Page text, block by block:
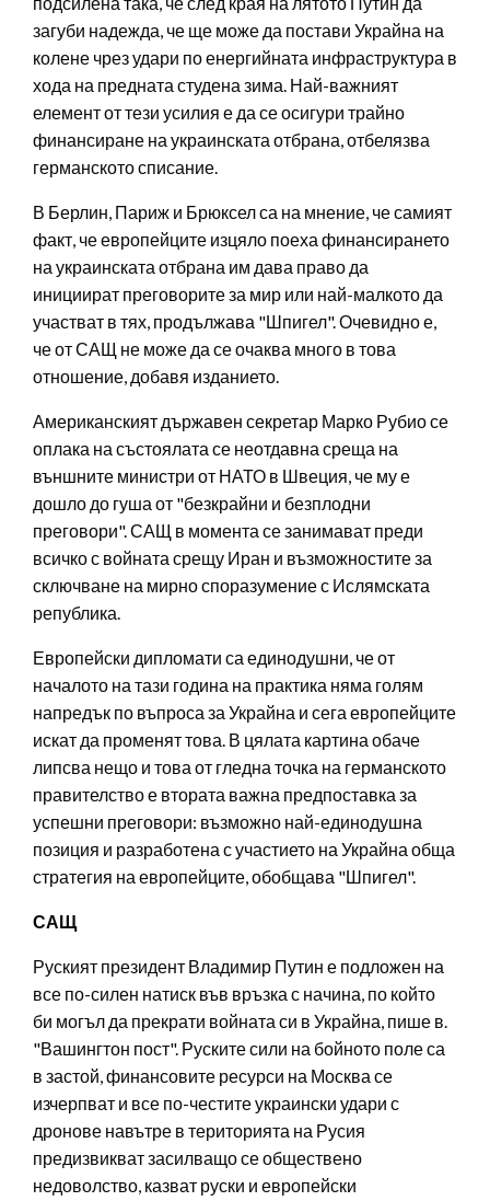
загуби надежда, че ще може да постави Украйна на
колене чрез удари по енергийната инфраструктура в
хода на предната студена зима. Най-важният
елемент от тези усилия е да се осигури трайно
финансиране на украинската отбрана, отбелязва
германското списание.
В Берлин, Париж и Брюксел са на мнение, че самият
факт, че европейците изцяло поеха финансирането
на украинската отбрана им дава право да
инициират преговорите за мир или най-малкото да
участват в тях, продължава "Шпигел". Очевидно е,
че от САЩ не може да се очаква много в това
отношение, добавя изданието.
Американският държавен секретар Марко Рубио се
оплака на състоялата се неотдавна среща на
външните министри от НАТО в Швеция, че му е
дошло до гуша от "безкрайни и безплодни
преговори". САЩ в момента се занимават преди
всичко с войната срещу Иран и възможностите за
сключване на мирно споразумение с Ислямската
република.
Европейски дипломати са единодушни, че от
началото на тази година на практика няма голям
напредък по въпроса за Украйна и сега европейците
искат да променят това. В цялата картина обаче
липсва нещо и това от гледна точка на германското
правителство е втората важна предпоставка за
успешни преговори: възможно най-единодушна
позиция и разработена с участието на Украйна обща
стратегия на европейците, обобщава "Шпигел".
САЩ
Руският президент Владимир Путин е подложен на
все по-силен натиск във връзка с начина, по който
би могъл да прекрати войната си в Украйна, пише в.
"Вашингтон пост". Руските сили на бойното поле са
в застой, финансовите ресурси на Москва се
изчерпват и все по-честите украински удари с
дронове навътре в територията на Русия
предизвикват засилващо се обществено
недоволство, казват руски и европейски